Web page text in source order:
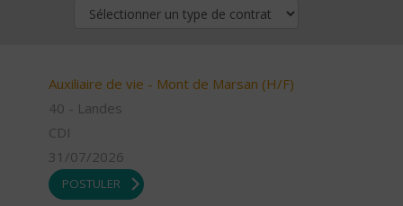
Auxiliaire de vie - Mont de Marsan (H/F)
40 - Landes
CDI
31/07/2026
POSTULER